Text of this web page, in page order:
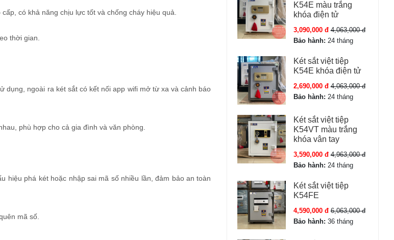
có khả năng chịu lực tốt và chống cháy hiệu quả.
thời gian.
ngoài ra két sắt có kết nối app wifi mở từ xa và cảnh báo
phù hợp cho cả gia đình và văn phòng.
hiệu phá két hoặc nhập sai mã số nhiều lần, đảm bảo an toàn
mã số.
K54E màu trắng
khóa điện tử
3,090,000 đ 4,063,000 đ
Bảo hành: 24 tháng
Két sắt việt tiệp
K54E khóa điện tử
2,690,000 đ 4,063,000 đ
Bảo hành: 24 tháng
Két sắt việt tiệp
K54VT màu trắng
khóa vân tay
3,590,000 đ 4,963,000 đ
Bảo hành: 24 tháng
Két sắt việt tiệp
K54FE
4,590,000 đ 6,063,000 đ
Bảo hành: 36 tháng